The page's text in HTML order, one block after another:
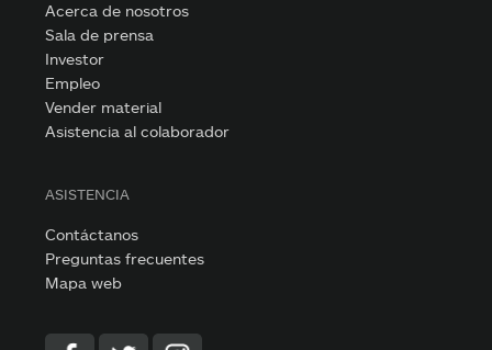
Acerca de nosotros
Sala de prensa
Investor
Empleo
Vender material
Asistencia al colaborador
ASISTENCIA
Contáctanos
Preguntas frecuentes
Mapa web